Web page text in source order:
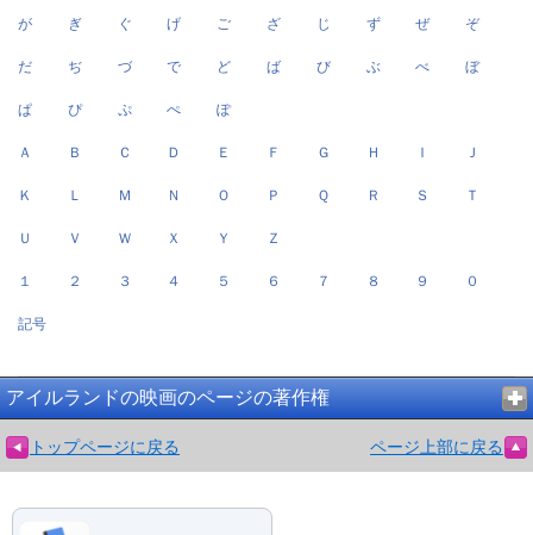
が ぎ ぐ げ ご ざ じ ず ぜ ぞ
だ ぢ づ で ど ば び ぶ べ ぼ
ぱ ぴ ぷ ぺ ぽ
Ａ Ｂ Ｃ Ｄ Ｅ Ｆ Ｇ Ｈ Ｉ Ｊ
Ｋ Ｌ Ｍ Ｎ Ｏ Ｐ Ｑ Ｒ Ｓ Ｔ
Ｕ Ｖ Ｗ Ｘ Ｙ Ｚ
１ ２ ３ ４ ５ ６ ７ ８ ９ ０
記号
アイルランドの映画のページの著作権
トップページに戻る ページ上部に戻る